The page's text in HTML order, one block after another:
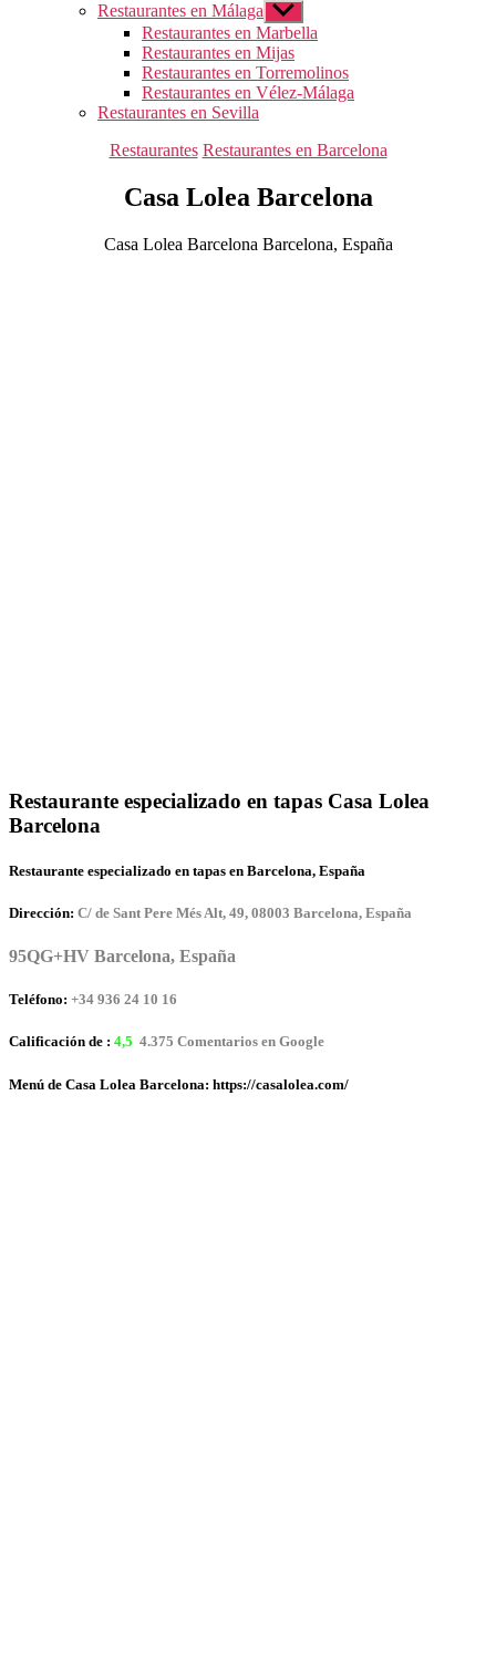
Restaurantes en Málaga Mostrar
el
submenú
Restaurantes en Marbella
Restaurantes en Mijas
Restaurantes en Torremolinos
Restaurantes en Vélez-Málaga
Restaurantes en Sevilla
Categorías
Restaurantes Restaurantes en Barcelona
Casa Lolea Barcelona
Casa Lolea Barcelona Barcelona, España
Restaurante especializado en tapas Casa Lolea
Barcelona
Restaurante especializado en tapas en Barcelona, España
Dirección: C/ de Sant Pere Més Alt, 49, 08003 Barcelona, España
95QG+HV Barcelona, España
Teléfono: +34 936 24 10 16
Calificación de : 4,5 4.375 Comentarios en Google
Menú de Casa Lolea Barcelona: https://casalolea.com/